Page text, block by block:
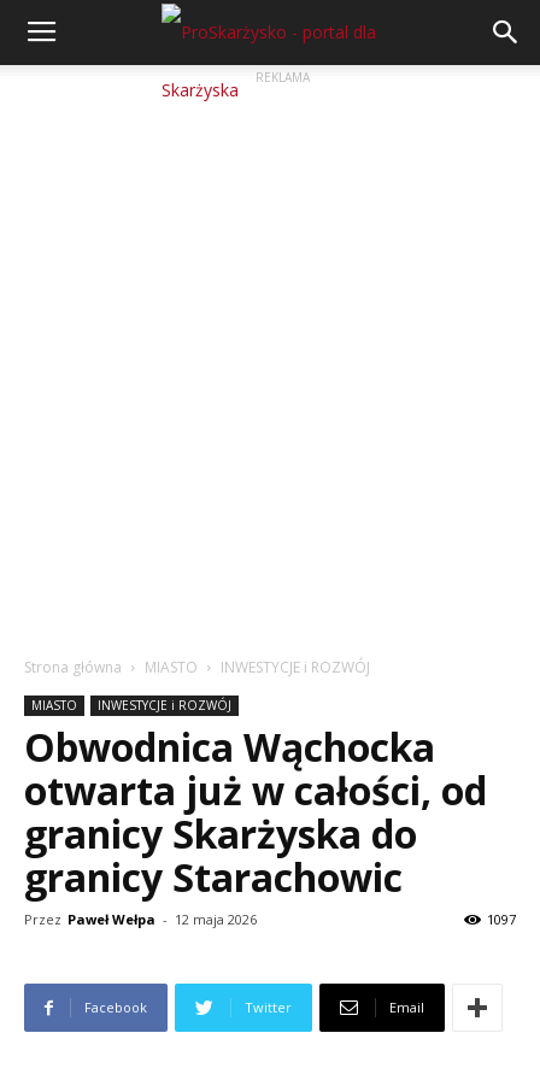
REKLAMA
Strona główna MIASTO INWESTYCJE i ROZWÓJ
MIASTO INWESTYCJE i ROZWÓJ
Obwodnica Wąchocka
otwarta już w całości, od
granicy Skarżyska do
granicy Starachowic
Przez Paweł Wełpa - 12 maja 2026 1097
Facebook Twitter Email